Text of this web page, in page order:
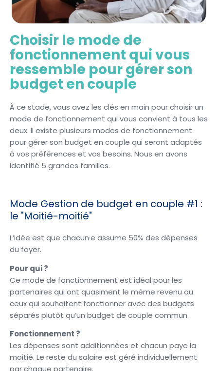
Choisir le mode de
fonctionnement qui vous
ressemble pour gérer son
budget en couple
À ce stade, vous avez les clés en main pour choisir un
mode de fonctionnement qui vous convient à tous les
deux. Il existe plusieurs modes de fonctionnement
pour gérer son budget en couple qui seront adaptés
à vos préférences et vos besoins. Nous en avons
identifié 5 grandes familles.
Mode Gestion de budget en couple #1 :
le "Moitié-moitié"
L’idée est que chacun·e assume 50% des dépenses
du foyer.
Pour qui ?
Ce mode de fonctionnement est idéal pour les
partenaires qui ont quasiment le même revenu ou
ceux qui souhaitent fonctionner avec des budgets
séparés plutôt qu’un budget de couple commun.
Fonctionnement ?
Les dépenses sont additionnées et chacun paye la
moitié. Le reste du salaire est géré individuellement
par chaque partenaire.